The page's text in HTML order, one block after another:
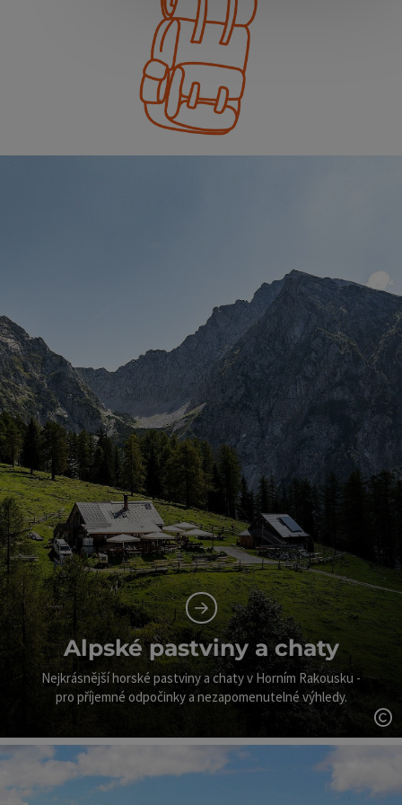
Alpské pastviny a chaty
Nejkrásnější horské pastviny a chaty v Horním Rakousku -
pro příjemné odpočinky a nezapomenutelné výhledy.